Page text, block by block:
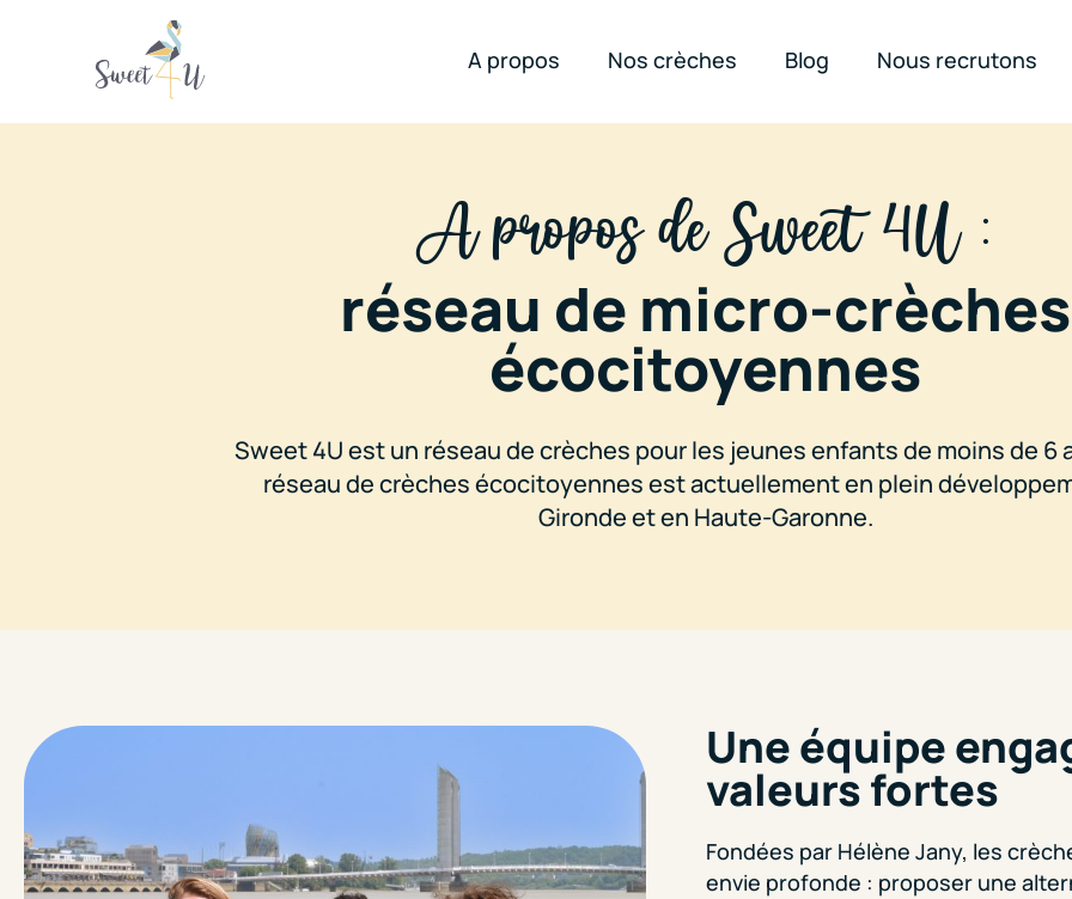
A propos Nos crèches Blog Nous recrutons
A propos de Sweet 4U :
réseau de micro-crèches
écocitoyennes
Sweet 4U est un réseau de crèches pour les jeunes enfants de moins de 6
réseau de crèches écocitoyennes est actuellement en plein
Gironde et en Haute-Garonne.
Une équipe
valeurs fortes
Fondées par Hélène Jany, les
envie profonde : proposer une